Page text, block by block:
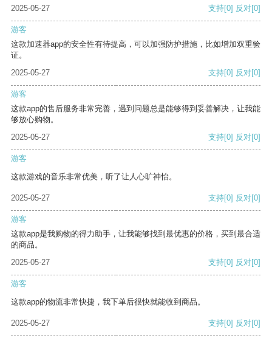
2025-05-27 支持[0] 反对[0]
游客
这款加速器app的安全性有待提高，可以加强防护措施，比如增加双重验
证。
2025-05-27
支持[0] 反对[0]
游客
这款app的售后服务非常完善，遇到问题总是能够得到妥善解决，让我能
够放心购物。
2025-05-27
支持[0] 反对[0]
游客
这款游戏的音乐非常优美，听了让人心旷神怡。
2025-05-27 支持[0] 反对[0]
游客
这款app是我购物的得力助手，让我能够找到最优惠的价格，买到最合适
的商品。
2025-05-27
支持[0] 反对[0]
游客
这款app的物流非常快捷，我下单后很快就能收到商品。
2025-05-27 支持[0] 反对[0]